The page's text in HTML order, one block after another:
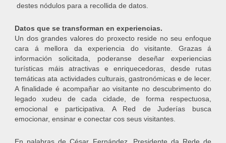
destes nódulos para a recollida de datos.
Datos que se transforman en experiencias.
Un dos grandes valores do proxecto reside no seu enfoque
cara á mellora da experiencia do visitante. Grazas á
información solicitada, poderanse deseñar experiencias
turísticas máis atractivas e enriquecedoras, desde rutas
temáticas ata actividades culturais, gastronómicas e de lecer.
A finalidade é acompañar ao visitante no descubrimento do
legado xudeu de cada cidade, de forma respectuosa,
emocional e participativa. A Red de Juderías busca
emocionar, ensinar e conectar cos seus visitantes.